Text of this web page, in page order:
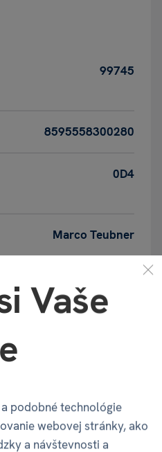
99745
8595558300280
0D4
Marco Teubner
Marcel Gröber
Modulárna hracia doska /
jazykovo nezávislá
Vaše
podobné technológie
webovej stránky, ako
a návštevnosti a